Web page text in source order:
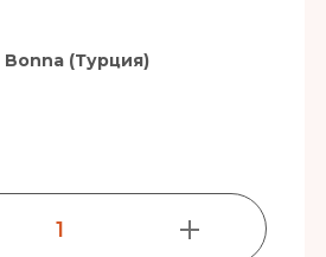
Bonna (Турция)
1